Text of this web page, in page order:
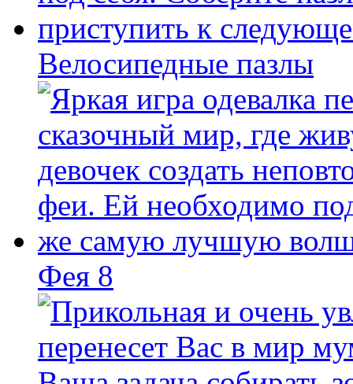
Велосипедные пазлы
Фея 8